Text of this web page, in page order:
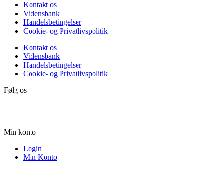
Kontakt os
Vidensbank
Handelsbetingelser
Cookie- og Privatlivspolitik
Kontakt os
Vidensbank
Handelsbetingelser
Cookie- og Privatlivspolitik
Følg os
Min konto
Login
Min Konto